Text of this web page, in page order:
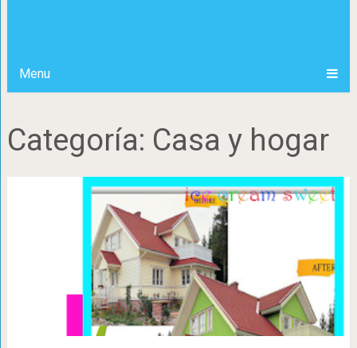
Menu
Categoría: Casa y hogar